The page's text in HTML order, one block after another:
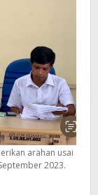
arahan usai
2023.